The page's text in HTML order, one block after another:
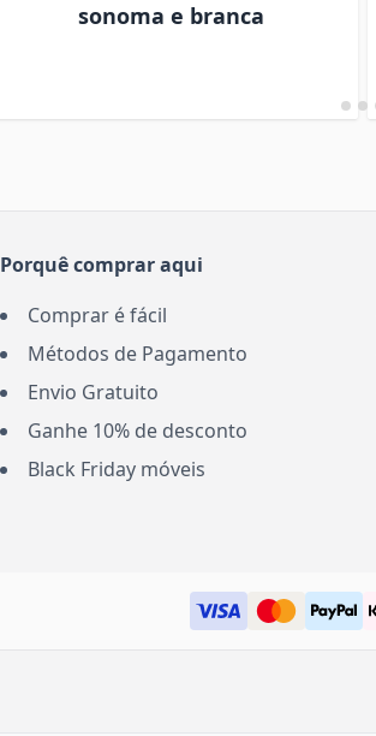
sonoma e branca
Porquê comprar aqui
Comprar é fácil
Métodos de Pagamento
Envio Gratuito
Ganhe 10% de desconto
Black Friday móveis